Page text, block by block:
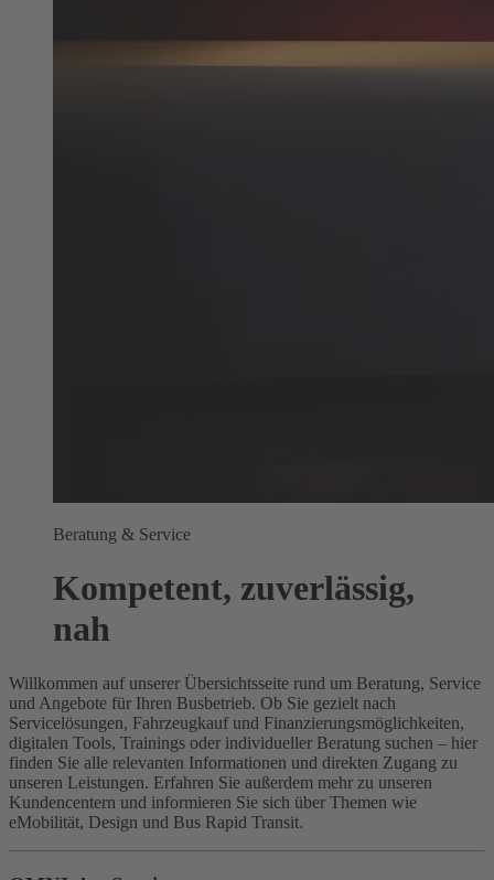
Beratung & Service
Kompetent, zuverlässig,
nah
Willkommen auf unserer Übersichtsseite rund um Beratung, Service
und Angebote für Ihren Busbetrieb. Ob Sie gezielt nach
Servicelösungen, Fahrzeugkauf und Finanzierungsmöglichkeiten,
digitalen Tools, Trainings oder individueller Beratung suchen – hier
finden Sie alle relevanten Informationen und direkten Zugang zu
unseren Leistungen. Erfahren Sie außerdem mehr zu unseren
Kundencentern und informieren Sie sich über Themen wie
eMobilität, Design und Bus Rapid Transit.